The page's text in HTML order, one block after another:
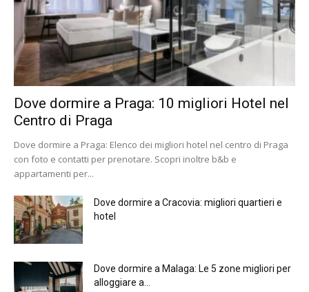
Dove dormire a Praga: 10 migliori Hotel nel
Centro di Praga
Dove dormire a Praga: Elenco dei migliori hotel nel centro di Praga
con foto e contatti per prenotare. Scopri inoltre b&b e
appartamenti per...
Dove dormire a Cracovia: migliori quartieri e
hotel
Dove dormire a Malaga: Le 5 zone migliori per
alloggiare a...